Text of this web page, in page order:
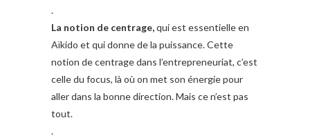
.
La notion de centrage,qui est essentielle en
Aïkido et qui donne de la puissance. Cette
notion de centrage dans l’entrepreneuriat, c’est
celle du focus, là où on met son énergie pour
aller dans la bonne direction. Mais ce n’est pas
tout.
.